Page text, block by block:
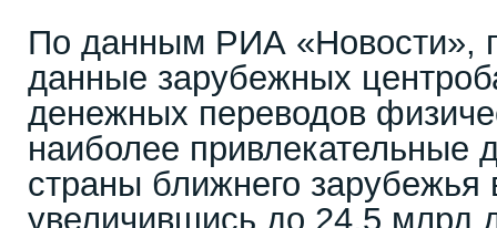
По данным РИА «Новости»,
данные зарубежных
денежных переводов
наиболее привлекательные
страны ближнего зарубежья
увеличившись до 24,5 млрд